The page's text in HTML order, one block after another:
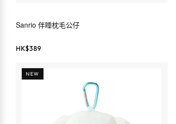
Sanrio 伴睡枕毛公仔
HK$389
NEW